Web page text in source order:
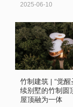
2025-06-10
竹制建筑 | “觉醒
续别墅的竹制圆
屋顶融为一体